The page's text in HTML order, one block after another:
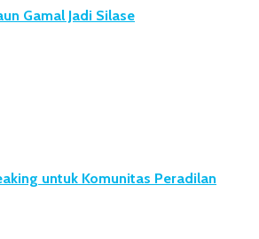
Gamal Jadi Silase
untuk Komunitas Peradilan